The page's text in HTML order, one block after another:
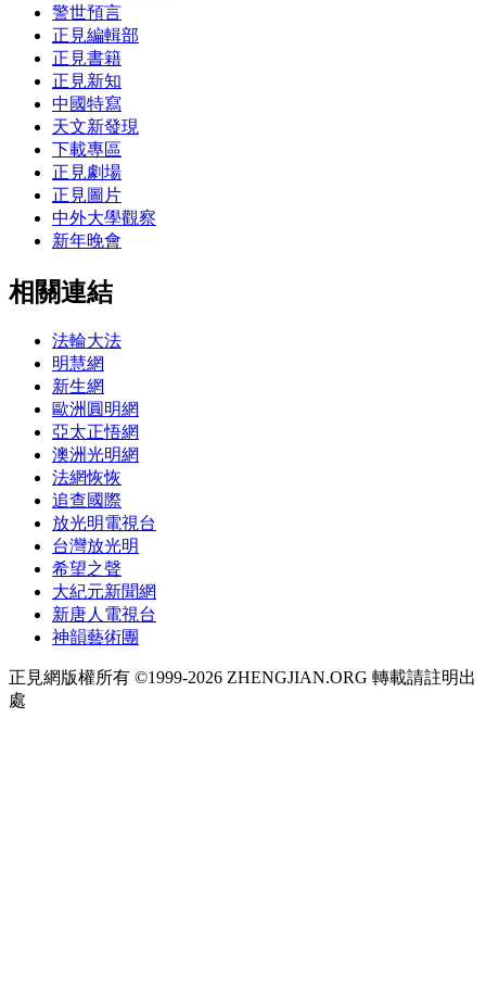
警世預言
正見編輯部
正見書籍
正見新知
中國特寫
天文新發現
下載專區
正見劇場
正見圖片
中外大學觀察
新年晚會
相關連結
法輪大法
明慧網
新生網
歐洲圓明網
亞太正悟網
澳洲光明網
法網恢恢
追查國際
放光明電視台
台灣放光明
希望之聲
大紀元新聞網
新唐人電視台
神韻藝術團
正見網版權所有 ©1999-2026 ZHENGJIAN.ORG 轉載請註明出
處